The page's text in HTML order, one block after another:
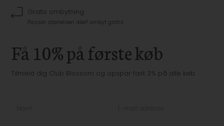
Gratis ombytning
Passer størrelsen ikke? ombyt gratis
Få 10% på første køb
Tilmeld dig Club Blossom og opspar fast 3% på alle køb